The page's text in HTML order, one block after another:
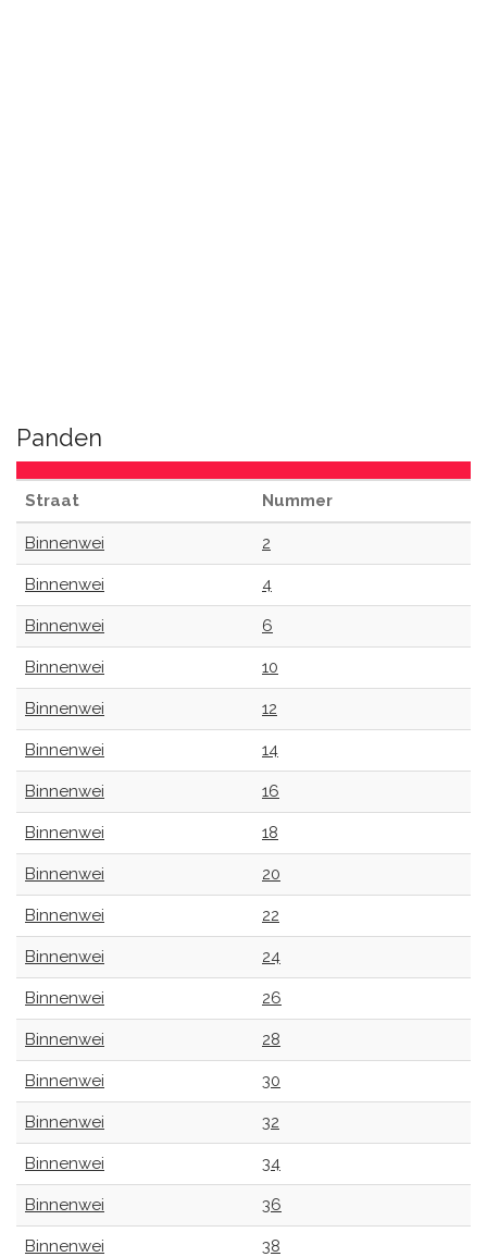
Panden
Straat Nummer
Binnenwei 2
Binnenwei 4
Binnenwei 6
Binnenwei 10
Binnenwei 12
Binnenwei 14
Binnenwei 16
Binnenwei 18
Binnenwei 20
Binnenwei 22
Binnenwei 24
Binnenwei 26
Binnenwei 28
Binnenwei 30
Binnenwei 32
Binnenwei 34
Binnenwei 36
Binnenwei 38